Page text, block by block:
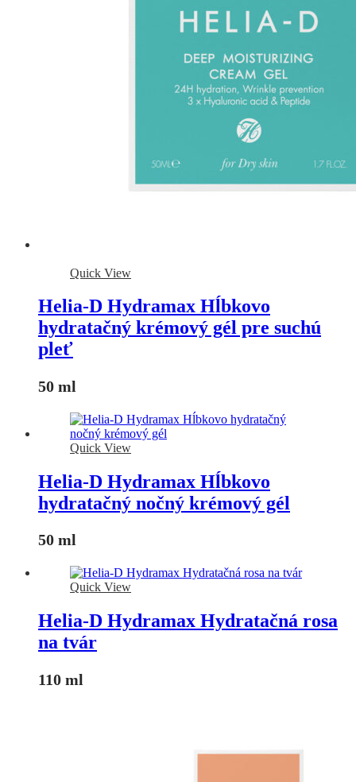
Quick View
Helia-D Hydramax Hĺbkovo
hydratačný krémový gél pre suchú
pleť
50 ml
Quick View
Helia-D Hydramax Hĺbkovo
hydratačný nočný krémový gél
50 ml
Quick View
Helia-D Hydramax Hydratačná rosa
na tvár
110 ml